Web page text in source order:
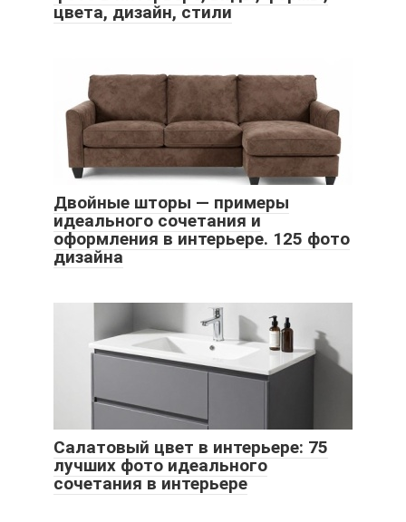
цвета, дизайн, стили
Двойные шторы — примеры
идеального сочетания и
оформления в интерьере. 125 фото
дизайна
Салатовый цвет в интерьере: 75
лучших фото идеального
сочетания в интерьере